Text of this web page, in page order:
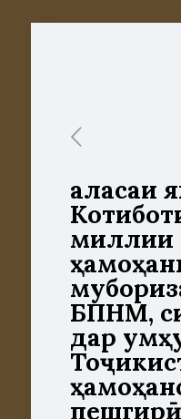
Ҷаласаи
миллии
БПНМ,
дар